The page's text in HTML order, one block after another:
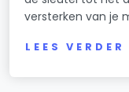
versterken van je
LEES VERDER